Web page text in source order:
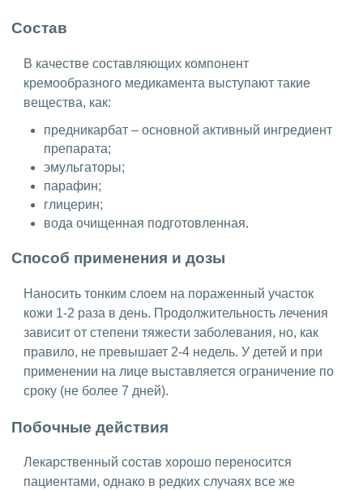
Состав
В качестве составляющих компонент
кремообразного медикамента выступают такие
вещества, как:
предникарбат – основной активный ингредиент
препарата;
эмульгаторы;
парафин;
глицерин;
вода очищенная подготовленная.
Способ применения и дозы
Наносить тонким слоем на пораженный участок
кожи 1-2 раза в день. Продолжительность лечения
зависит от степени тяжести заболевания, но, как
правило, не превышает 2-4 недель. У детей и при
применении на лице выставляется ограничение по
сроку (не более 7 дней).
Побочные действия
Лекарственный состав хорошо переносится
пациентами, однако в редких случаях все же